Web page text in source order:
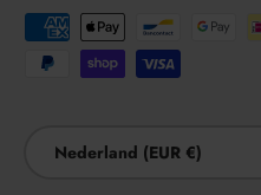
Geaccepteerde
Nederland (EUR €)